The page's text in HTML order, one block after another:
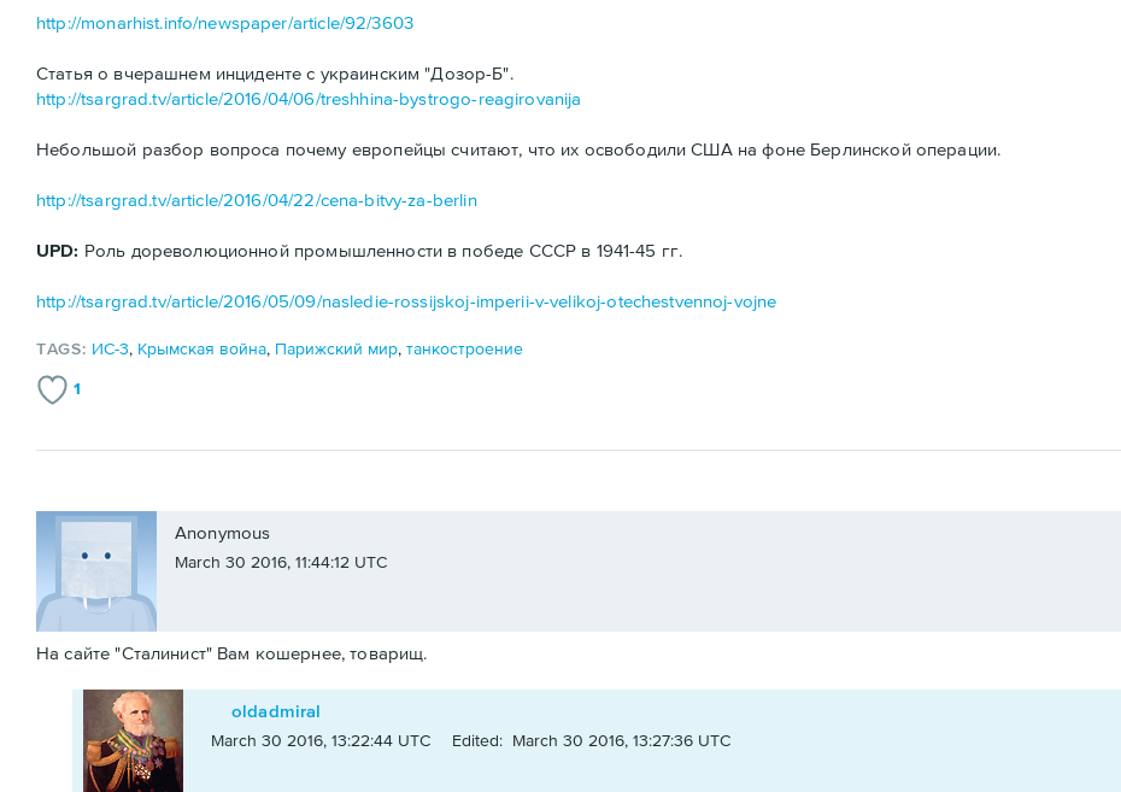
http://monarhist.info/newspaper/article/92/3603
Статья о вчерашнем инциденте с украинским "Дозор-Б".
http://tsargrad.tv/article/2016/04/06/treshhina-bystrogo-reagirovanija
Небольшой разбор вопроса почему европейцы считают, что их освободили США на фоне Берлинской операции.
http://tsargrad.tv/article/2016/04/22/cena-bitvy-za-berlin
UPD: Роль дореволюционной промышленности в победе СССР в 1941-45 гг.
http://tsargrad.tv/article/2016/05/09/nasledie-rossijskoj-imperii-v-velikoj-otechestvennoj-vojne
TAGS: ИС-3, Крымская война, Парижский мир,танкостроение
1
Anonymous
March 30 2016, 11:44:12 UTC
На сайте "Сталинист" Вам кошернее, товарищ.
oldadmiral
March 30 2016, 13:22:44 UTC Edited: March 30 2016, 13:27:36 UTC